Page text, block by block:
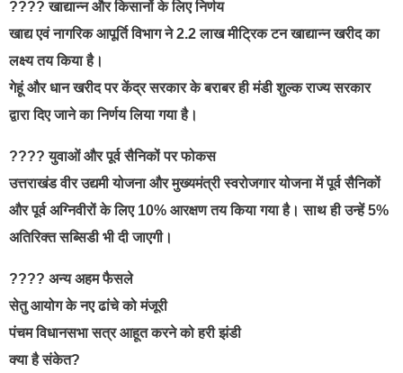
???? खाद्यान्न और किसानों के लिए निर्णय
खाद्य एवं नागरिक आपूर्ति विभाग ने 2.2 लाख मीट्रिक टन खाद्यान्न खरीद का
लक्ष्य तय किया है।
गेहूं और धान खरीद पर केंद्र सरकार के बराबर ही मंडी शुल्क राज्य सरकार
द्वारा दिए जाने का निर्णय लिया गया है।
???? युवाओं और पूर्व सैनिकों पर फोकस
उत्तराखंड वीर उद्यमी योजना और मुख्यमंत्री स्वरोजगार योजना में पूर्व सैनिकों
और पूर्व अग्निवीरों के लिए 10% आरक्षण तय किया गया है। साथ ही उन्हें 5%
अतिरिक्त सब्सिडी भी दी जाएगी।
???? अन्य अहम फैसले
सेतु आयोग के नए ढांचे को मंजूरी
पंचम विधानसभा सत्र आहूत करने को हरी झंडी
क्या है संकेत?